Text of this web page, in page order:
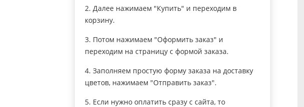
2. Далее нажимаем "Купить" и переходим в
корзину.
3. Потом нажимаем "Оформить заказ" и
переходим на страницу с формой заказа.
4. Заполняем простую форму заказа на доставку
цветов, нажимаем "Отправить заказ".
5. Если нужно оплатить сразу с сайта, то